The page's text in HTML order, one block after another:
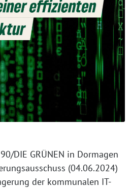
DIE GRÜNEN in Dormagen
(04.06.2024)
der kommunalen IT-